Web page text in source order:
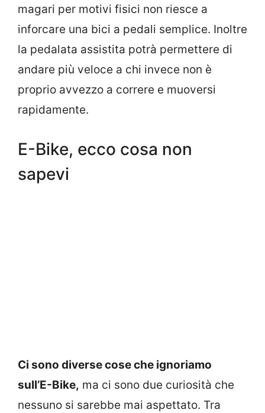
magari per motivi fisici non riesce a
inforcare una bici a pedali semplice. Inoltre
la pedalata assistita potrà permettere di
andare più veloce a chi invece non è
proprio avvezzo a correre e muoversi
rapidamente.
E-Bike, ecco cosa non
sapevi
Ci sono diverse cose che ignoriamo
sull’E-Bike, ma ci sono due curiosità che
nessuno si sarebbe mai aspettato. Tra